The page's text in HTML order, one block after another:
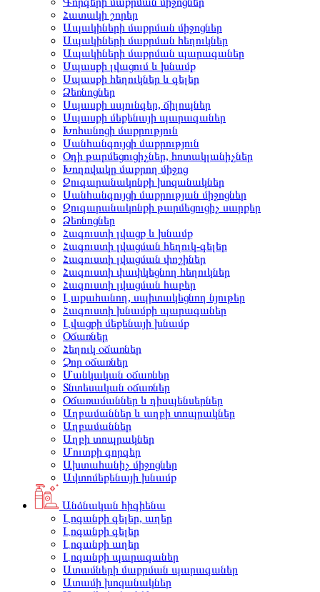
Հատակի շորեր
Ապակիների մաքրման միջոցներ
Ապակիների մաքրման հեղուկներ
Ապակիների մաքրման պարագաներ
Սպասքի լվացում և խնամք
Սպասքի հեղուկներ և գելեր
Ձեռնոցներ
Սպասքի սպունգեր, ճիլոպներ
Սպասքի մեքենայի պարագաներ
Խոհանոցի մաքրություն
Սանհանգույցի մաքրություն
Օդի թարմեցուցիչներ, հոտակլանիչներ
Խողովակը մաքրող միջոց
Զուգարանակոնքի խոզանակներ
Սանհանգույցի մաքրության միջոցներ
Զուգարանակոնքի թարմեցուցիչ սարքեր
Ձեռնոցներ
Հագուստի լվացք և խնամք
Հագուստի լվացման հեղուկ-գելեր
Հագուստի լվացման փոշիներ
Հագուստի փափկեցնող հեղուկներ
Հագուստի լվացման հաբեր
Լաքահանող, սպիտակեցնող նյութեր
Հագուստի խնամքի պարագաներ
Լվացքի մեքենայի խնամք
Օճառներ
Հեղուկ օճառներ
Չոր օճառներ
Մանկական օճառներ
Տնտեսական օճառներ
Օճառամաններ և դիսպենսերներ
Աղբամաններ և աղբի տոպրակներ
Աղբամաններ
Աղբի տոպրակներ
Մուտքի գորգեր
Ախտահանիչ միջոցներ
Ավտոմեքենայի խնամք
Անձնական հիգիենա
Լոգանքի գելեր, աղեր
Լոգանքի գելեր
Լոգանքի աղեր
Լոգանքի պարագաներ
Ատամների մաքրման պարագաներ
Ատամի խոզանակներ